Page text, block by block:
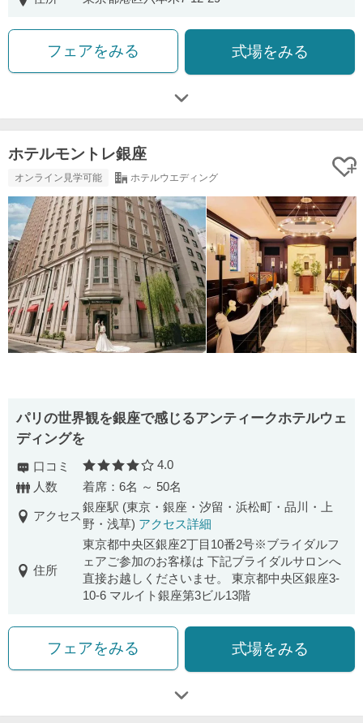
フェアをみる 式場をみる
ホテルモントレ銀座
オンライン見学可能 ホテルウエディング
パリの世界観を銀座で感じるアンティークホテルウェ
ディングを
口コミ 口コミ評価
4.0
人数
着席：6名 ～ 50名
アクセス
銀座駅 (東京・銀座・汐留・浜松町・品川・上
野・浅草) アクセス詳細
住所
東京都中央区銀座2丁目10番2号※ブライダルフ
ェアご参加のお客様は 下記ブライダルサロンへ
直接お越しくださいませ。 東京都中央区銀座3-
10-6 マルイト銀座第3ビル13階
フェアをみる 式場をみる